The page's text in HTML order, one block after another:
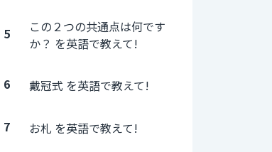
5
この２つの共通点は何です
か？ を英語で教えて!
6 戴冠式 を英語で教えて!
7 お札 を英語で教えて!